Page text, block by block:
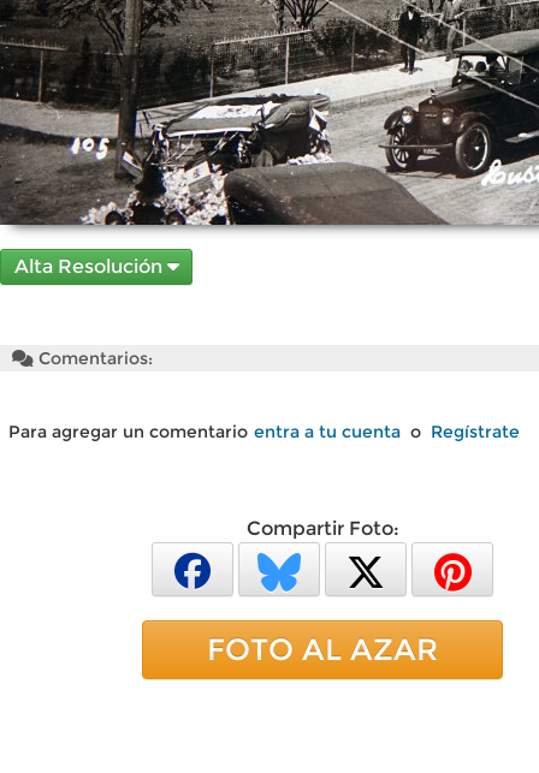
Alta Resolución
Comentarios:
Para agregar un comentario entra a tu cuenta o Regístrate
Compartir Foto:
FOTO AL AZAR